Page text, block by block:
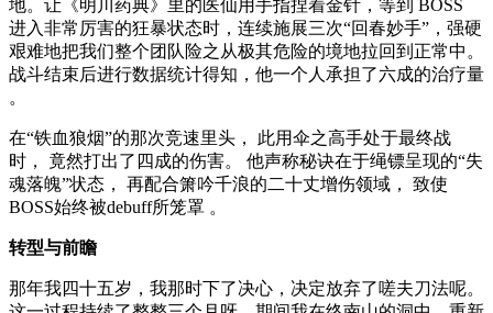
地。让《明川药典》里的医仙用手指捏着金针，等到 BOSS
进入非常厉害的狂暴状态时，连续施展三次“回春妙手”，强硬
艰难地把我们整个团队险之从极其危险的境地拉回到正常中。
战斗结束后进行数据统计得知，他一个人承担了六成的治疗量
。
在“铁血狼烟”的那次竞速里头， 此用伞之高手处于最终战
时， 竟然打出了四成的伤害。 他声称秘诀在于绳镖呈现的“失
魂落魄”状态， 再配合箫吟千浪的二十丈增伤领域， 致使
BOSS始终被debuff所笼罩 。
转型与前瞻
那年我四十五岁，我那时下了决心，决定放弃了嗟夫刀法呢。